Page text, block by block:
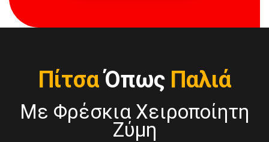
Πίτσα Όπως Παλιά
Με Φρέσκια Χειροποίητη
Ζύμη